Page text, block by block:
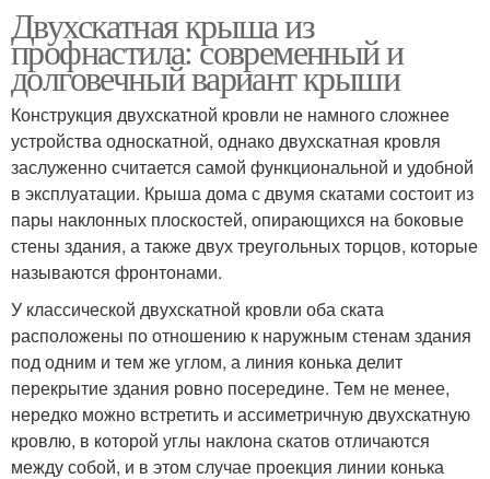
Двухскатная крыша из
профнастила: современный и
долговечный вариант крыши
Конструкция двухскатной кровли не намного сложнее
устройства односкатной, однако двухскатная кровля
заслуженно считается самой функциональной и удобной
в эксплуатации. Крыша дома с двумя скатами состоит из
пары наклонных плоскостей, опирающихся на боковые
стены здания, а также двух треугольных торцов, которые
называются фронтонами.
У классической двухскатной кровли оба ската
расположены по отношению к наружным стенам здания
под одним и тем же углом, а линия конька делит
перекрытие здания ровно посередине. Тем не менее,
нередко можно встретить и ассиметричную двухскатную
кровлю, в которой углы наклона скатов отличаются
между собой, и в этом случае проекция линии конька